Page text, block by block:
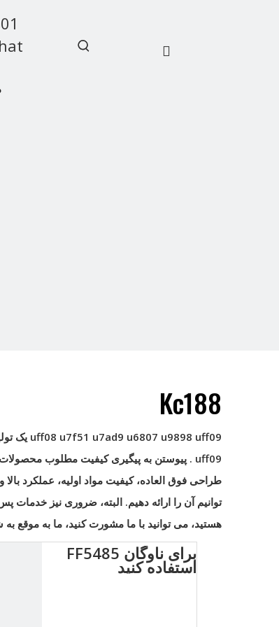
Kc188
uff08 u7f51 u7ad9 u6807 u9898 uff09 یک
uff09 . پیوستن به پیگیری کیفیت مطلوب
طراحی فوق العاده، کیفیت مواد اولیه، عملکرد
توانیم آن را ارائه دهیم. البته، ضروری نیز
هستید، می توانید با ما مشورت کنید، ما به موقع
برای ناوگان FF5485
استفاده کنید